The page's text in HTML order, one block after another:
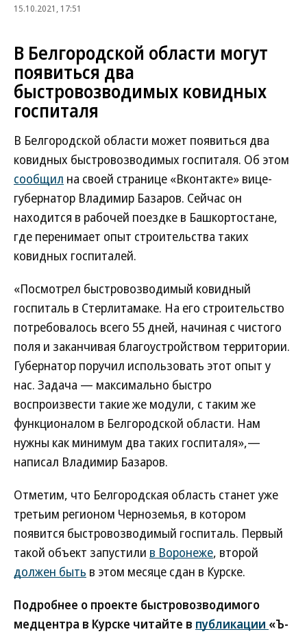
15.10.2021, 17:51
В Белгородской области могут
появиться два
быстровозводимых ковидных
госпиталя
В Белгородской области может появиться два
ковидных быстровозводимых госпиталя. Об этом
сообщил на своей странице «Вконтакте» вице-
губернатор Владимир Базаров. Сейчас он
находится в рабочей поездке в Башкортостане,
где перенимает опыт строительства таких
ковидных госпиталей.
«Посмотрел быстровозводимый ковидный
госпиталь в Стерлитамаке. На его строительство
потребовалось всего 55 дней, начиная с чистого
поля и заканчивая благоустройством территории.
Губернатор поручил использовать этот опыт у
нас. Задача — максимально быстро
воспроизвести такие же модули, с таким же
функционалом в Белгородской области. Нам
нужны как минимум два таких госпиталя»,—
написал Владимир Базаров.
Отметим, что Белгородская область станет уже
третьим регионом Черноземья, в котором
появится быстровозводимый госпиталь. Первый
такой объект запустили в Воронеже, второй
должен быть в этом месяце сдан в Курске.
Подробнее о проекте быстровозводимого
медцентра в Курске читайте в публикации «Ъ-